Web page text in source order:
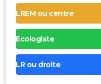
LREM ou centre
Ecologiste
LR ou droite